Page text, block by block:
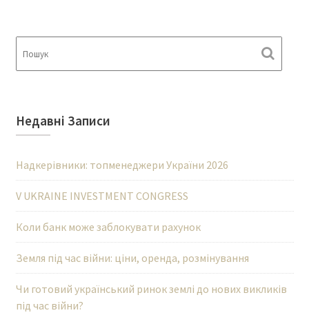
Недавні Записи
Надкерівники: топменеджери України 2026
V UKRAINE INVESTMENT CONGRESS
Коли банк може заблокувати рахунок
Земля під час війни: ціни, оренда, розмінування
Чи готовий український ринок землі до нових викликів
під час війни?